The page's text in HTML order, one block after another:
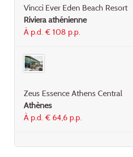
Vincci Ever Eden Beach Resort
Riviera athénienne
À p.d. € 108 p.p.
Zeus Essence Athens Central
Athènes
À p.d. € 64,6 p.p.